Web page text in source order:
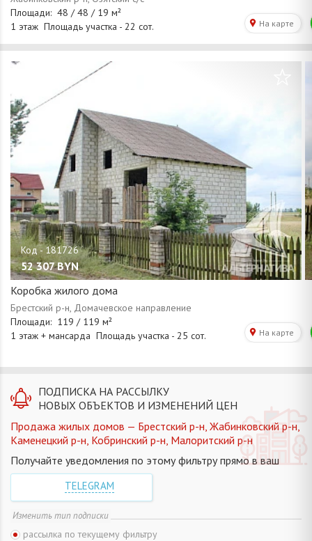
52 307 BYN
Коробка жилого дома
ПОДПИСКА НА РАССЫЛКУ
НОВЫХ ОБЪЕКТОВ И ИЗМЕНЕНИЙ ЦЕН
Продажа жилых домов — Брестский р-н, Жабинковский р-н,
Каменецкий р-н, Кобринский р-н, Малоритский р-н
Получайте уведомления по этому фильтру прямо в ваш
TELEGRAM
Изменить тип подписки
рассылка по текущему фильтру